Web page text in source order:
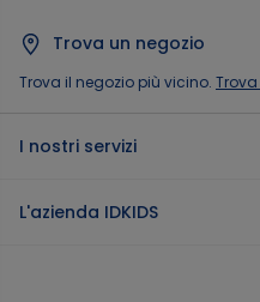
Trova un negozio
Trova il negozio più vicino.
I nostri servizi
L'azienda IDKIDS